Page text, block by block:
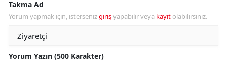
Takma Ad
Yorum yapmak için, istersenizgirişyapabilir veya kayıt olabilirsiniz.
Yorum Yazın (500 Karakter)